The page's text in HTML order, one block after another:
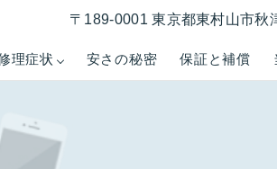
理症状 安さの秘密 保証と補償
〒189-0001 東京都東村山市秋